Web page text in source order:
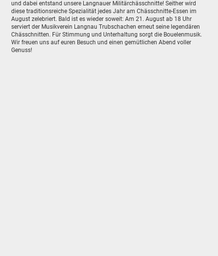
und dabei entstand unsere Langnauer Militärchässchnitte! Seither wird
diese traditionsreiche Spezialität jedes Jahr am Chässchnitte-Essen im
August zelebriert. Bald ist es wieder soweit: Am 21. August ab 18 Uhr
serviert der Musikverein Langnau Trubschachen erneut seine legendären
Chässchnitten. Für Stimmung und Unterhaltung sorgt die Bouelenmusik.
Wir freuen uns auf euren Besuch und einen gemütlichen Abend voller
Genuss!